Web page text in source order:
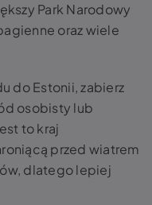
Park Narodowy
oraz wiele
do Estonii, zabierz
osobisty lub
to kraj
przed wiatrem
dlatego lepiej